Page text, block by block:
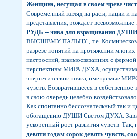
Женщина, несущая в своем чреве
Современный взгляд на расы, нации и
представления, рождает всевозможные
РУДЬ -- нива для взращивания
ВЫСШЕМУ ПАЛЬЦУ , т.е. Космическому
разрезе понятий на протяжении
настроений, взаимосвязанных с
перспективы МИРА ДУХА,
энергетические пояса, именуемые
чувств. Возвратившееся в
в свою очередь целебно
Как спонтанно бессознательный так
обогащению ДУШИ Светом ДУХА.
ускоренный рост развития чувств.
девяти годам сорок девять чувств,